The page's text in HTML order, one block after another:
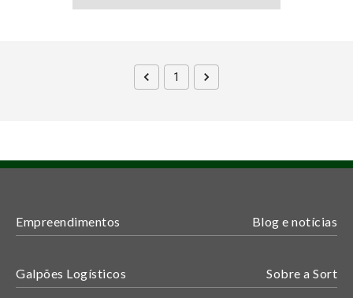
1
Empreendimentos Blog e notícias
Galpões Logísticos Sobre a Sort